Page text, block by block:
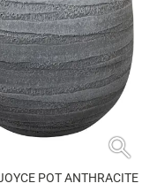
search
POT ANTHRACITE